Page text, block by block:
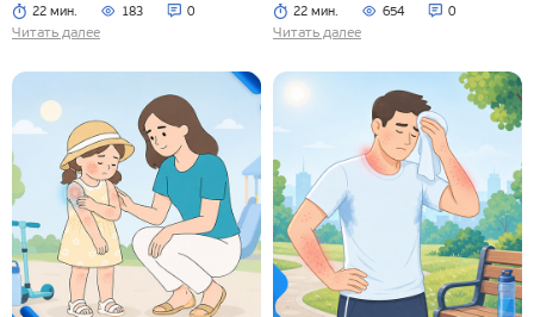
22 мин. 183 0
Читать далее
22 мин. 654 0
Читать далее